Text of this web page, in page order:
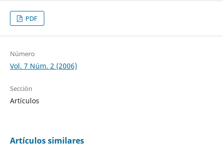
PDF
Número
Vol. 7 Núm. 2 (2006)
Sección
Artículos
Artículos similares